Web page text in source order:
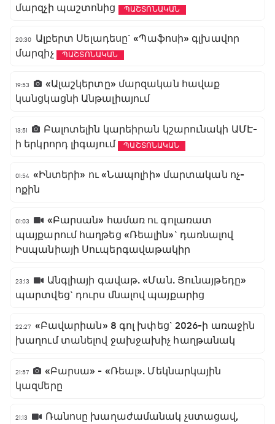
մարզչի պաշտոնից
ՊԱՇՏՈՆԱԿԱՆ
20:30
Ալբերտ Սելադեսը` «Պաֆոսի» գլխավոր
մարզիչ
ՊԱՇՏՈՆԱԿԱՆ
19:53
«Ալաշկերտը» մարզական հավաք
կանցկացնի Անթալիայում
13:51
Բալոտելին կարեիրան կշարունակի ԱՄԷ-
ի երկրորդ լիգայում
ՊԱՇՏՈՆԱԿԱՆ
01:54 «Ինտերի» ու «Նապոլիի» մարտական ոչ-
ոքին
01:03
«Բարսան» համառ ու գոլառատ
պայքարում հաղթեց «Ռեալին»` դառնալով
Իսպանիայի Սուպերգավաթակիր
23:13
Անգլիայի գավաթ. «Ման. Յունայթեդը»
պարտվեց` դուրս մնալով պայքարից
22:27 «Բավարիան» 8 գոլ խփեց` 2026-ի առաջին
խաղում տանելով ջախջախիչ հաղթանակ
21:57
«Բարսա» - «Ռեալ». Մեկնարկային
կազմերը
21:13
Ռանոսը խաղաժամանակ չստացավ,